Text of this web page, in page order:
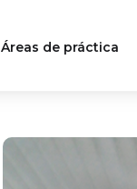
Áreas de práctica